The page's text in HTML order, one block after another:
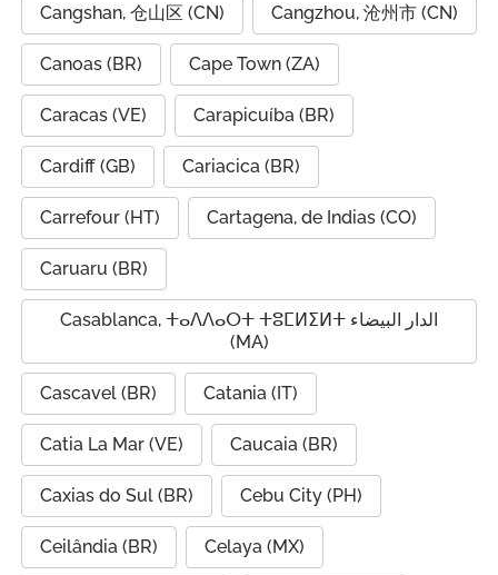
Cangshan, 仓山区 (CN) Cangzhou, 沧州市 (CN)
Canoas (BR) Cape Town (ZA)
Caracas (VE) Carapicuíba (BR)
Cardiff (GB) Cariacica (BR)
Carrefour (HT) Cartagena, de Indias (CO)
Caruaru (BR)
Casablanca, ⵜⴰⴷⴷⴰⵔⵜ ⵜⵓⵎⵍⵉⵍⵜ الدار البيضاء
(MA)
Cascavel (BR) Catania (IT)
Catia La Mar (VE) Caucaia (BR)
Caxias do Sul (BR) Cebu City (PH)
Ceilândia (BR) Celaya (MX)